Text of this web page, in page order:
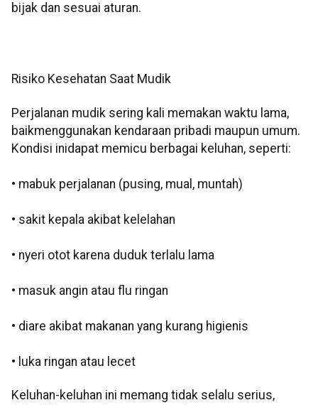
bijak dan sesuai aturan.
Risiko Kesehatan Saat Mudik
Perjalanan mudik sering kali memakan waktu lama,
baikmenggunakan kendaraan pribadi maupun umum.
Kondisi inidapat memicu berbagai keluhan, seperti:
• mabuk perjalanan (pusing, mual, muntah)
• sakit kepala akibat kelelahan
• nyeri otot karena duduk terlalu lama
• masuk angin atau flu ringan
• diare akibat makanan yang kurang higienis
• luka ringan atau lecet
Keluhan-keluhan ini memang tidak selalu serius,